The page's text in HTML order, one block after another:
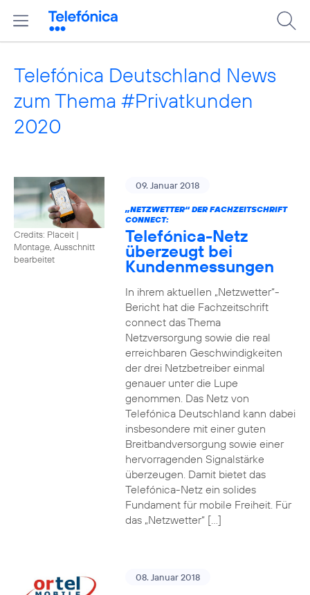
Telefónica Deutschland News
zum Thema #Privatkunden
2020
Credits: Placeit |
Montage, Ausschnitt
bearbeitet
09. Januar 2018
„NETZWETTER“ DER FACHZEITSCHRIFT
CONNECT:
Telefónica-Netz
überzeugt bei
Kundenmessungen
In ihrem aktuellen „Netzwetter“-
Bericht hat die Fachzeitschrift
connect das Thema
Netzversorgung sowie die real
erreichbaren Geschwindigkeiten
der drei Netzbetreiber einmal
genauer unter die Lupe
genommen. Das Netz von
Telefónica Deutschland kann dabei
insbesondere mit einer guten
Breitbandversorgung sowie einer
hervorragenden Signalstärke
überzeugen. Damit bietet das
Telefónica-Netz ein solides
Fundament für mobile Freiheit. Für
das „Netzwetter“ […]
08. Januar 2018